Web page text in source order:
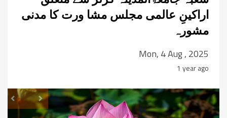
اراکینِ عالمی مجلس مشا ورت کا مدنی
مشورہ
Mon, 4 Aug , 2025
1 year ago
Next